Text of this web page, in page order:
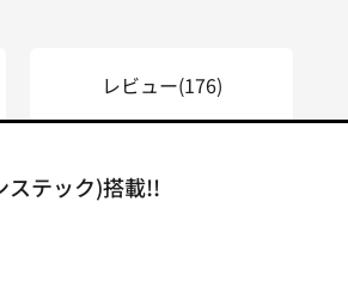
ステック)搭載!!
レビュー(176)